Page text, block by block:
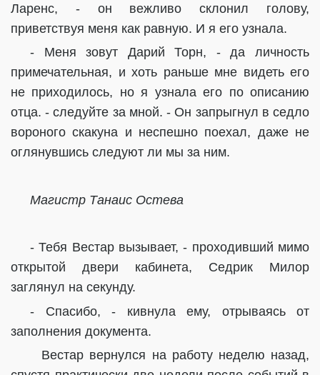
Ларенс, - он вежливо склонил голову,
приветствуя меня как равную. И я его узнала.
- Меня зовут Дарий Торн, - да личность
примечательная, и хоть раньше мне видеть его
не приходилось, но я узнала его по описанию
отца. - следуйте за мной. - Он запрыгнул в седло
вороного скакуна и неспешно поехал, даже не
оглянувшись следуют ли мы за ним.
Магистр Танаис Остева
- Тебя Вестар вызывает, - проходивший мимо
открытой двери кабинета, Седрик Милор
заглянул на секунду.
- Спасибо, - кивнула ему, отрываясь от
заполнения документа.
Вестар вернулся на работу неделю назад,